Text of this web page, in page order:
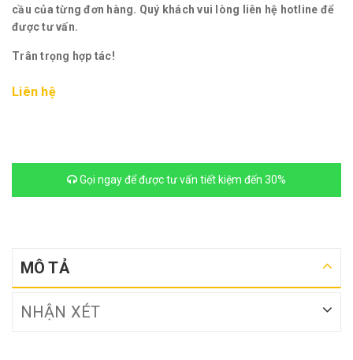
cầu của từng đơn hàng. Quý khách vui lòng liên hệ hotline để
được tư vấn.
Trân trọng hợp tác!
Liên hệ
Gọi ngay để được tư vấn tiết kiệm đến 30%
MÔ TẢ
NHẬN XÉT